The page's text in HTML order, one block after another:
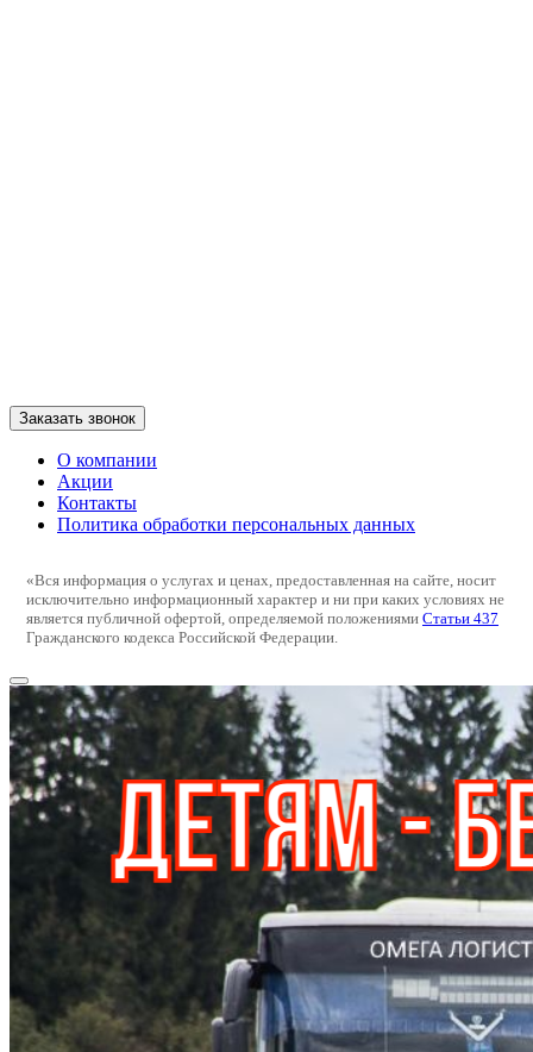
Заказать звонок
О компании
Акции
Контакты
Политика обработки персональных данных
«Вся информация о услугах и ценах, предоставленная на сайте, носит
исключительно информационный характер и ни при каких условиях не
является публичной офертой, определяемой положениями Статьи 437
Гражданского кодекса Российской Федерации.